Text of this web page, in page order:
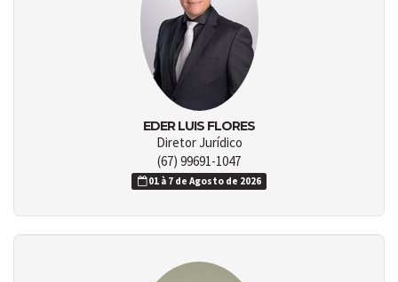
EDER LUIS FLORES
Diretor Jurídico
(67) 99691-1047
01 à 7 de Agosto de 2026